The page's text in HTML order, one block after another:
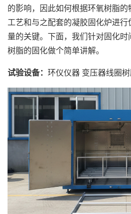
的影响，因此如何根据环氧树脂
工艺和与之配套的凝胶固化炉进
量的关键。下面，我们针对固化
树脂的固化做个简单讲解。
试验设备： 环仪仪器 变压器线圈